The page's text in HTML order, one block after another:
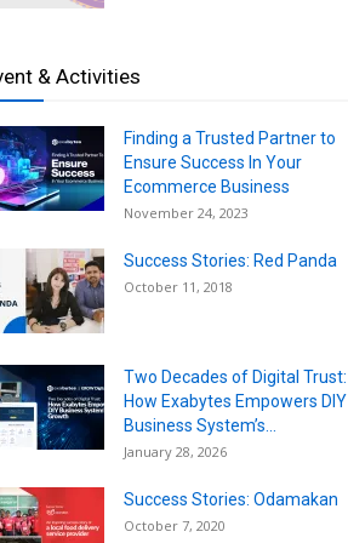
& Activities
Finding a Trusted Partner to
Ensure Success In Your
Ecommerce Business
November 24, 2023
Success Stories: Red Panda
October 11, 2018
Two Decades of Digital Trust:
How Exabytes Empowers DIY
Business System’s...
January 28, 2026
Success Stories: Odamakan
October 7, 2020